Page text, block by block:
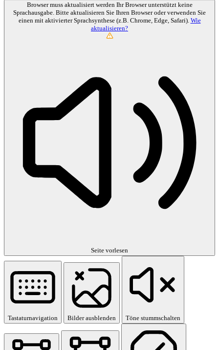
Browser muss aktualisiert werden Ihr Browser unterstützt keine
Sprachausgabe. Bitte aktualisieren Sie Ihren Browser oder verwenden Sie
einen mit aktivierter Sprachsynthese (z.B. Chrome, Edge, Safari). Wie
aktualisieren?
Seite vorlesen
Tastaturnavigation Bilder ausblenden Töne stummschalten